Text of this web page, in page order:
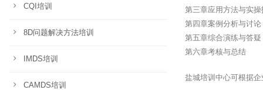
第三章应用方法与实操
第四章案例分析与讨论
第五章综合演练与答疑
第六章考核与总结
盐城培训中心可根据
CQI培训
8D问题解决方法培训
IMDS培训
CAMDS培训